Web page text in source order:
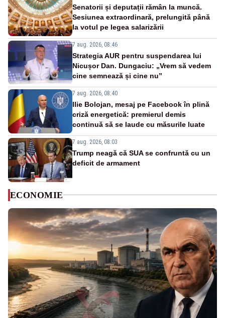
Senatorii și deputații rămân la muncă.
Sesiunea extraordinară, prelungită până
la votul pe legea salarizării
7 aug. 2026, 08:46
Strategia AUR pentru suspendarea lui
Nicușor Dan. Dungaciu: „Vrem să vedem
cine semnează și cine nu”
7 aug. 2026, 08:40
Ilie Bolojan, mesaj pe Facebook în plină
criză energetică: premierul demis
continuă să se laude cu măsurile luate
7 aug. 2026, 08:03
Trump neagă că SUA se confruntă cu un
deficit de armament
ECONOMIE